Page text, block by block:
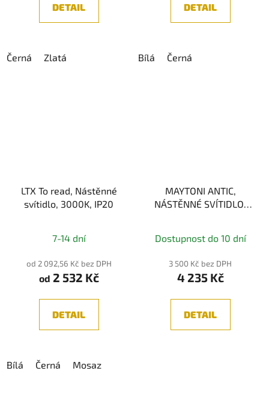
DETAIL
Černá Zlatá
DETAIL
Bílá Černá
LTX To read, Nástěnné
svítidlo, 3000K, IP20
hodnocení
produktu
je
z
7-14 dní
od 2 092,56 Kč bez DPH
od 2 532 Kč
DETAIL
Bílá Černá Mosaz
MAYTONI ANTIC,
NÁSTĚNNÉ SVÍTIDLO,
Dostupnost do 10 dní
3 500 Kč bez DPH
4 235 Kč
DETAIL